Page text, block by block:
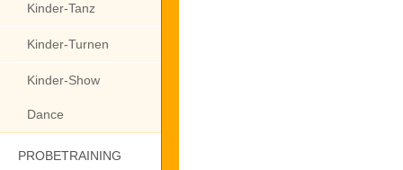
Kinder-Tanz
Kinder-Turnen
Kinder-Show
Dance
PROBETRAINING